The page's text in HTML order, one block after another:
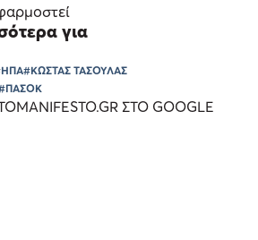
για
#ΚΩΣΤΑΣ ΤΑΣΟΥΛΑΣ
ΣΤΟ GOOGLE